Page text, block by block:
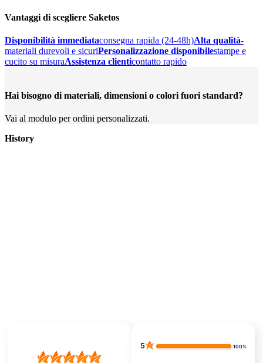
Vantaggi di scegliere Saketos
Disponibilità immediataconsegna rapida (24-48h)Alta qualità-
materiali durevoli e sicuriPersonalizzazione disponibilestampe e
cucito su misuraAssistenza clienticontatto rapido
Hai bisogno di materiali, dimensioni o colori fuori standard?
Vai al modulo per ordini personalizzati.
History
5 100%